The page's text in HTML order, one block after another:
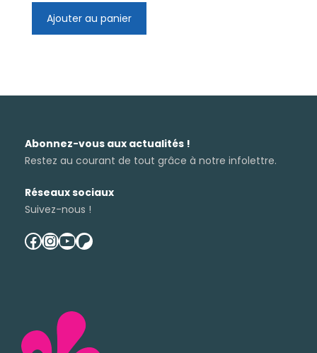
Ajouter au panier
Abonnez-vous aux actualités !
Restez au courant de tout grâce à notre infolettre.
Réseaux sociaux
Suivez-nous !
facebook
instagram
youtube
patreon